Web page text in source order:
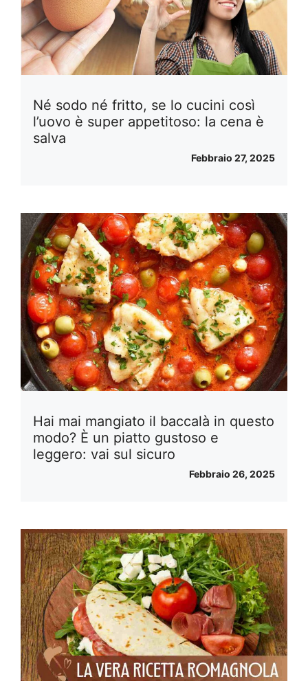
Né sodo né fritto, se lo cucini così
l’uovo è super appetitoso: la cena è
salva
Febbraio 27, 2025
Hai mai mangiato il baccalà in questo
modo? È un piatto gustoso e
leggero: vai sul sicuro
Febbraio 26, 2025